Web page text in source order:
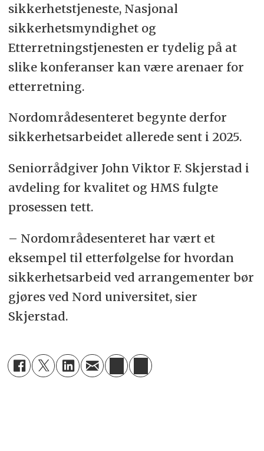
sikkerhetstjeneste, Nasjonal
sikkerhetsmyndighet og
Etterretningstjenesten er tydelig på at
slike konferanser kan være arenaer for
etterretning.
Nordområdesenteret begynte derfor
sikkerhetsarbeidet allerede sent i 2025.
Seniorrådgiver John Viktor F. Skjerstad i
avdeling for kvalitet og HMS fulgte
prosessen tett.
– Nordområdesenteret har vært et
eksempel til etterfølgelse for hvordan
sikkerhetsarbeid ved arrangementer bør
gjøres ved Nord universitet, sier
Skjerstad.